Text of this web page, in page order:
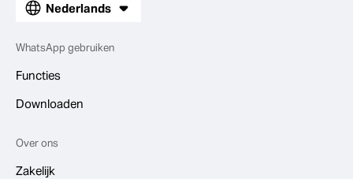
Nederlands
WhatsApp gebruiken
Functies
Downloaden
Over ons
Zakelijk